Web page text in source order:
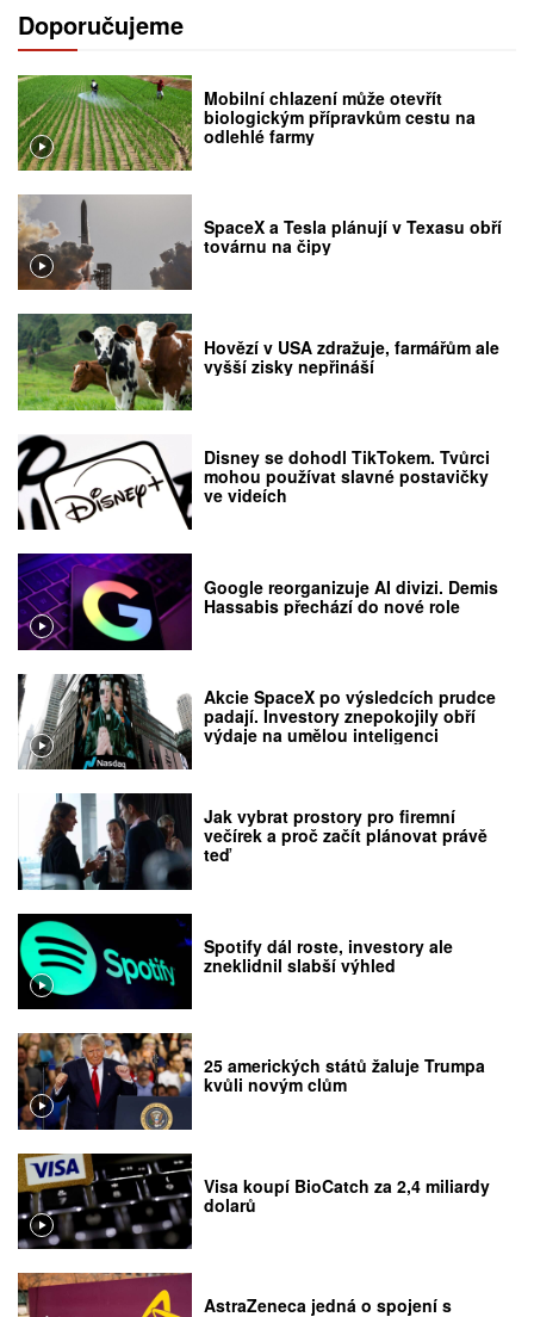
Doporučujeme
Mobilní chlazení může otevřít
biologickým přípravkům cestu na
odlehlé farmy
SpaceX a Tesla plánují v Texasu obří
továrnu na čipy
Hovězí v USA zdražuje, farmářům ale
vyšší zisky nepřináší
Disney se dohodl TikTokem. Tvůrci
mohou používat slavné postavičky
ve videích
Google reorganizuje AI divizi. Demis
Hassabis přechází do nové role
Akcie SpaceX po výsledcích prudce
padají. Investory znepokojily obří
výdaje na umělou inteligenci
Jak vybrat prostory pro firemní
večírek a proč začít plánovat právě
teď
Spotify dál roste, investory ale
zneklidnil slabší výhled
25 amerických států žaluje Trumpa
kvůli novým clům
Visa koupí BioCatch za 2,4 miliardy
dolarů
AstraZeneca jedná o spojení s